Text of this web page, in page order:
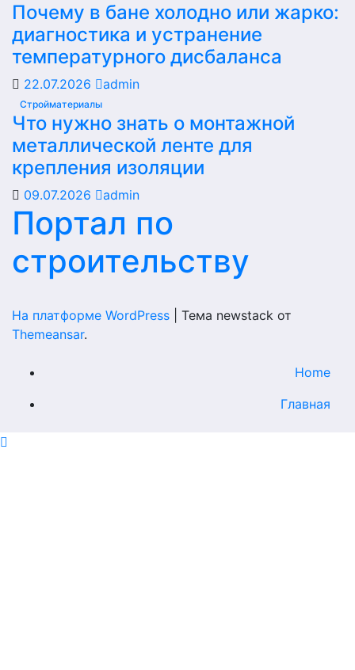
Почему в бане холодно или жарко:
диагностика и устранение
температурного дисбаланса
22.07.2026 admin
Стройматериалы
Что нужно знать о монтажной
металлической ленте для
крепления изоляции
09.07.2026 admin
Портал по
строительству
На платформе WordPress
Тема newstack от
Themeansar.
Home
Главная